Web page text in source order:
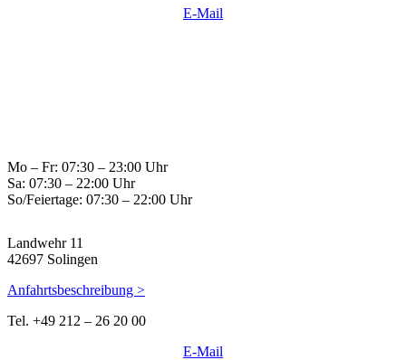
E-Mail
Mo – Fr: 07:30 – 23:00 Uhr
Sa: 07:30 – 22:00 Uhr
So/Feiertage: 07:30 – 22:00 Uhr
Landwehr 11
42697 Solingen
Anfahrtsbeschreibung >
Tel. +49 212 – 26 20 00
E-Mail